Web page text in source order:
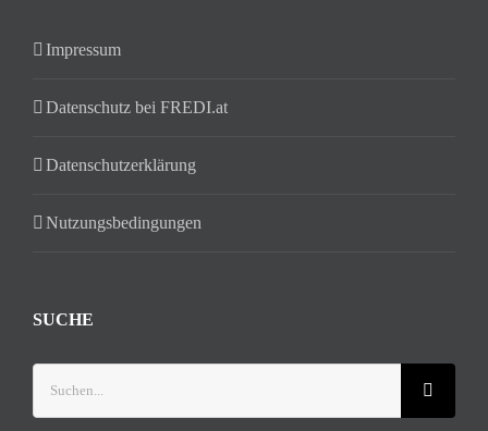
Impressum
Datenschutz bei FREDI.at
Datenschutzerklärung
Nutzungsbedingungen
SUCHE
nach: